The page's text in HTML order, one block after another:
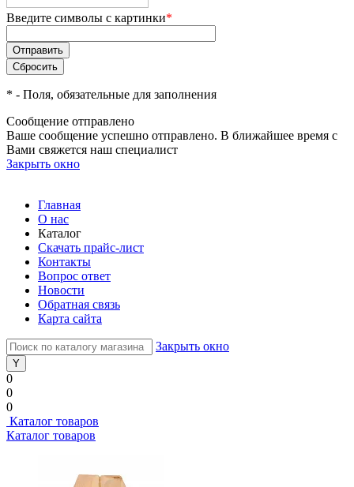
Введите символы с картинки*
* - Поля, обязательные для заполнения
Сообщение отправлено
Ваше сообщение успешно отправлено. В ближайшее время с
Вами свяжется наш специалист
Закрыть окно
Главная
О нас
Каталог
Скачать прайс-лист
Контакты
Вопрос ответ
Новости
Обратная связь
Карта сайта
Закрыть окно
0
0
0
Каталог товаров
Каталог товаров